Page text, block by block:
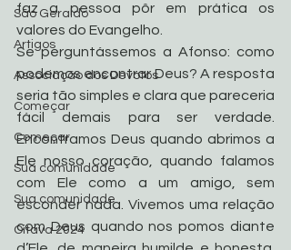
São Geraldo
Artigos
Associação dos Devotos
Começar
Começar
Sua comunidade
Sua comunidade
Oitava 2024
faz a pessoa pôr em prática os
valores do Evangelho.
Se perguntássemos a Afonso: como
podemos encontrar Deus? A resposta
seria tão simples e clara que pareceria
fácil demais para ser verdade.
Encontramos Deus quando abrimos a
Ele nosso coração, quando falamos
com Ele como a um amigo, sem
esconder nada. Vivemos uma relação
com Deus quando nos pomos diante